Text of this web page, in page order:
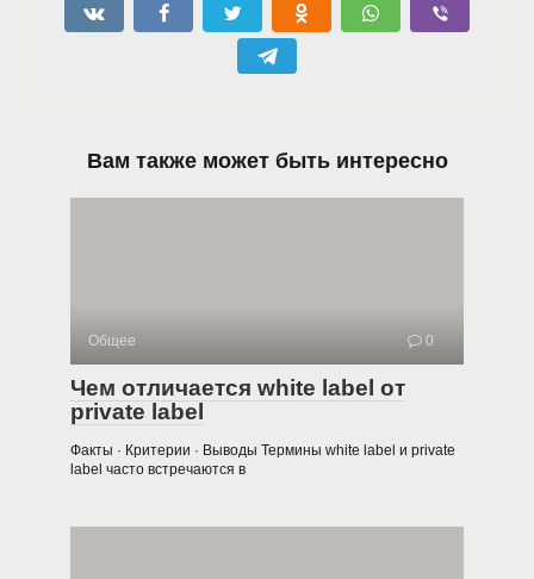
Вам также может быть интересно
Общее 0
Чем отличается white label от
private label
Факты · Критерии · Выводы Термины white label и private
label часто встречаются в